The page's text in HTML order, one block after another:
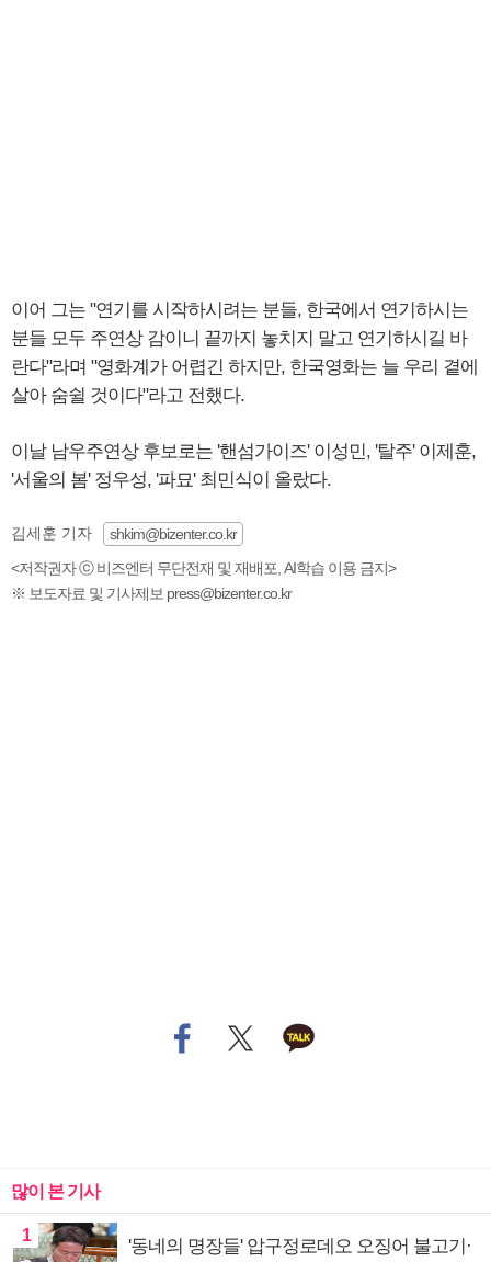
이어 그는 "연기를 시작하시려는 분들, 한국에서 연기하시는
분들 모두 주연상 감이니 끝까지 놓치지 말고 연기하시길 바
란다"라며 "영화계가 어렵긴 하지만, 한국영화는 늘 우리 곁에
살아 숨쉴 것이다"라고 전했다.
이날 남우주연상 후보로는 '핸섬가이즈' 이성민, '탈주' 이제훈,
'서울의 봄' 정우성, '파묘' 최민식이 올랐다.
김세훈 기자
shkim@bizenter.co.kr
<저작권자 ⓒ 비즈엔터 무단전재 및 재배포, AI학습 이용 금지>
※ 보도자료 및 기사제보 press@bizenter.co.kr
많이 본 기사
1
'동네의 명장들' 압구정로데오 오징어 불고기·